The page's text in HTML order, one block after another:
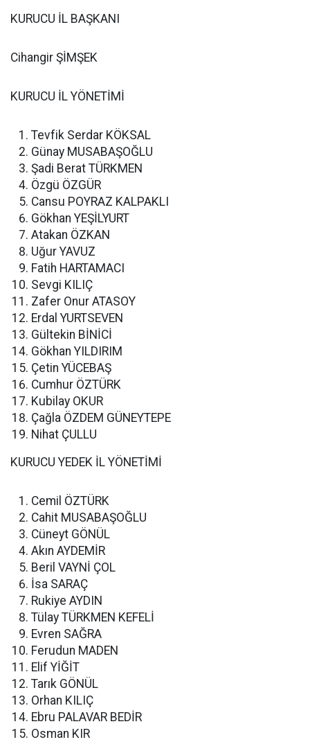
KURUCU İL BAŞKANI
Cihangir ŞİMŞEK
KURUCU İL YÖNETİMİ
Tevfik Serdar KÖKSAL
Günay MUSABAŞOĞLU
Şadi Berat TÜRKMEN
Özgü ÖZGÜR
Cansu POYRAZ KALPAKLI
Gökhan YEŞİLYURT
Atakan ÖZKAN
Uğur YAVUZ
Fatih HARTAMACI
Sevgi KILIÇ
Zafer Onur ATASOY
Erdal YURTSEVEN
Gültekin BİNİCİ
Gökhan YILDIRIM
Çetin YÜCEBAŞ
Cumhur ÖZTÜRK
Kubilay OKUR
Çağla ÖZDEM GÜNEYTEPE
Nihat ÇULLU
KURUCU YEDEK İL YÖNETİMİ
Cemil ÖZTÜRK
Cahit MUSABAŞOĞLU
Cüneyt GÖNÜL
Akın AYDEMİR
Beril VAYNİ ÇOL
İsa SARAÇ
Rukiye AYDIN
Tülay TÜRKMEN KEFELİ
Evren SAĞRA
Ferudun MADEN
Elif YİĞİT
Tarık GÖNÜL
Orhan KILIÇ
Ebru PALAVAR BEDİR
Osman KIR